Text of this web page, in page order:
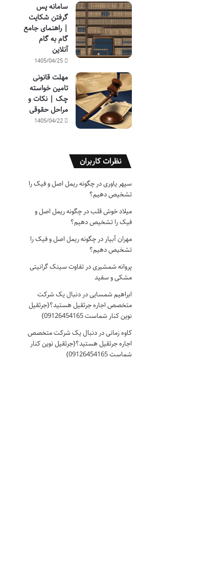
سامانه پس
گرفتن شکایت
| راهنمای جامع
گام به گام
آنلاین
1405/04/25
مهلت قانونی
تامین خواسته
چک | نکات و
مراحل حقوقی
1405/04/22
نظرات کاربران
سپهر یاوریدرچگونه ریمل اصل و فیک را
تشخیص دهیم؟
میلاد خوش قلبدرچگونه ریمل اصل و
فیک را تشخیص دهیم؟
مهران آبیار درچگونه ریمل اصل و فیک را
تشخیص دهیم؟
پروانه شمشیریدرتفاوت سینک گرانیتی
مشکی و سفید
ابراهیم شمساییدردنبال یک شرکت
متخصص اجاره جرثقیل هستید؟{جرثقیل
نوین کنار شماست 09126454165}
کاوه زمانیدردنبال یک شرکت متخصص
اجاره جرثقیل هستید؟{جرثقیل نوین کنار
شماست 09126454165}